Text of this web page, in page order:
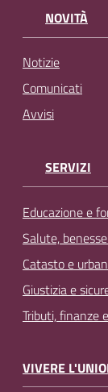
NOVITÀ
Notizie
Comunicati
Avvisi
SERVIZI
Educazione e
Salute,
Catasto e
Giustizia e
Tributi, finanze
VIVERE